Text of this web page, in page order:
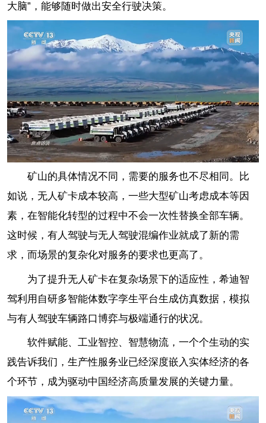
大脑”，能够随时做出安全行驶决策。
矿山的具体情况不同，需要的服务也不尽相同。比
如说，无人矿卡成本较高，一些大型矿山考虑成本等因
素，在智能化转型的过程中不会一次性替换全部车辆。
这时候，有人驾驶与无人驾驶混编作业就成了新的需
求，而场景的复杂化对服务的要求也更高了。
为了提升无人矿卡在复杂场景下的适应性，希迪智
驾利用自研多智能体数字孪生平台生成仿真数据，模拟
与有人驾驶车辆路口博弈与极端通行的状况。
软件赋能、工业智控、智慧物流，一个个生动的实
践告诉我们，生产性服务业已经深度嵌入实体经济的各
个环节，成为驱动中国经济高质量发展的关键力量。